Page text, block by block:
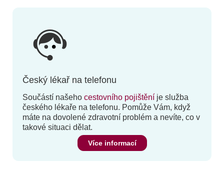
Český lékař na telefonu
Součástí našeho cestovního pojištění je služba
českého lékaře na telefonu. Pomůže Vám, když
máte na dovolené zdravotní problém a nevíte, co v
takové situaci dělat.
Více informací